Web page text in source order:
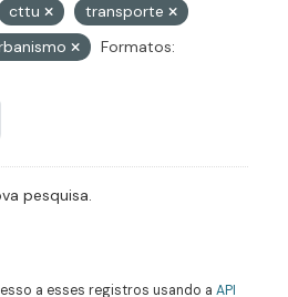
cttu
transporte
Formatos:
pesquisa.
a esses registros usando a API